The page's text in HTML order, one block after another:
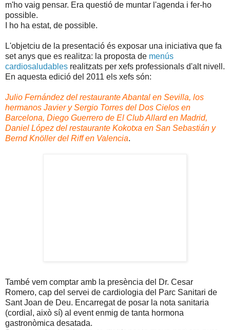
m'ho vaig pensar. Era questió de muntar l'agenda i fer-ho
possible.
I ho ha estat, de possible.
L'objetciu de la presentació és exposar una iniciativa que fa
set anys que es realitza: la proposta de menús
cardiosaludables realitzats per xefs professionals d'alt nivell.
En aquesta edició del 2011 els xefs són:
Julio Fernández del restaurante Abantal en Sevilla, los
hermanos Javier y Sergio Torres del Dos Cielos en
Barcelona, Diego Guerrero de El Club Allard en Madrid,
Daniel López del restaurante Kokotxa en San Sebastián y
Bernd Knöller del Riff en Valencia.
També vem comptar amb la presència del Dr. Cesar
Romero, cap del servei de cardiologia del Parc Sanitari de
Sant Joan de Deu. Encarregat de posar la nota sanitaria
(cordial, això sí) al event enmig de tanta hormona
gastronòmica desatada.